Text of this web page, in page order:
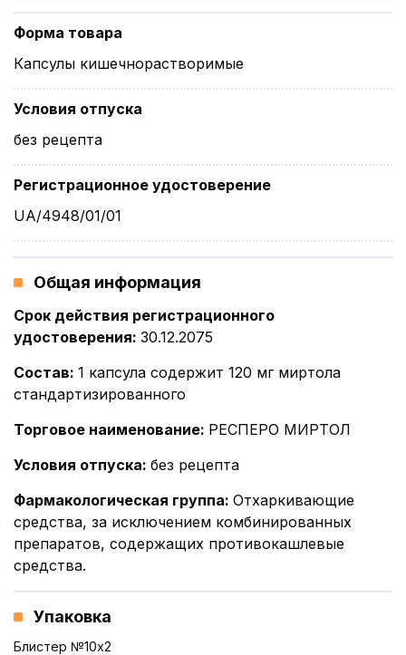
Форма товара
Капсулы кишечнорастворимые
Условия отпуска
без рецепта
Регистрационное удостоверение
UA/4948/01/01
Общая информация
Срок действия регистрационного
удостоверения: 30.12.2075
Состав: 1 капсула содержит 120 мг миртола
стандартизированного
Торговое наименование: РЕСПЕРО МИРТОЛ
Условия отпуска: без рецепта
Фармакологическая группа: Отхаркивающие
средства, за исключением комбинированных
препаратов, содержащих противокашлевые
средства.
Упаковка
Блистер №10x2